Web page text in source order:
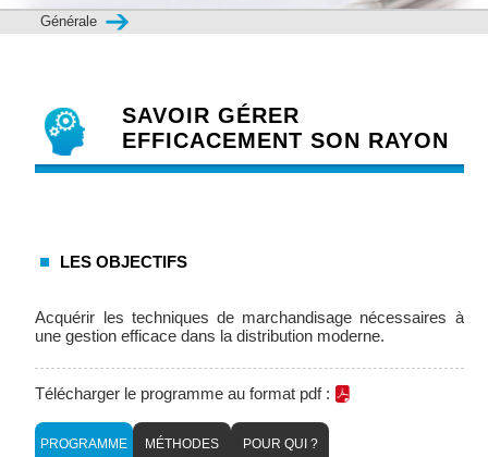
Générale
SAVOIR GÉRER
EFFICACEMENT SON RAYON
LES OBJECTIFS
Acquérir les techniques de marchandisage nécessaires à
une gestion efficace dans la distribution moderne.
Télécharger le programme au format pdf :
PROGRAMME MÉTHODES POUR QUI ?